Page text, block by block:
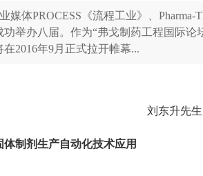
媒体PROCESS《流程工业》、
功举办八届。作为“弗戈制药工程国际论
2016年9月正式拉开帷幕...
刘东升先生
体制剂生产自动化技术应用